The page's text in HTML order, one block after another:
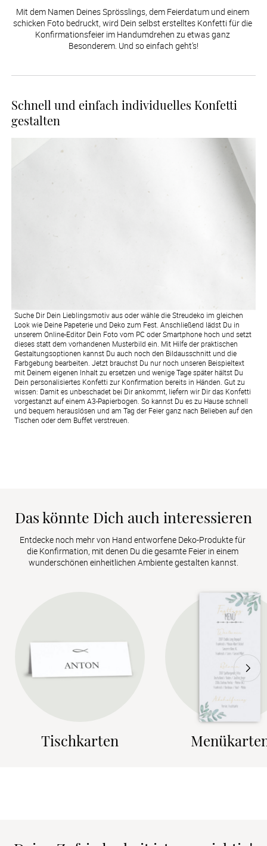
Mit dem Namen Deines Sprösslings, dem Feierdatum und einem
schicken Foto bedruckt, wird Dein selbst erstelltes Konfetti für die
Konfirmationsfeier im Handumdrehen zu etwas ganz
Besonderem. Und so einfach geht’s!
Schnell und einfach individuelles Konfetti
gestalten
Suche Dir Dein Lieblingsmotiv aus oder wähle die Streudeko im gleichen
Look wie Deine Papeterie und Deko zum Fest. Anschließend lädst Du in
unserem Online-Editor Dein Foto vom PC oder Smartphone hoch und setzt
dieses statt dem vorhandenen Musterbild ein. Mit Hilfe der praktischen
Gestaltungsoptionen kannst Du auch noch den Bildausschnitt und die
Farbgebung bearbeiten. Jetzt brauchst Du nur noch unseren Beispieltext
mit Deinem eigenen Inhalt zu ersetzen und wenige Tage später hältst Du
Dein personalisiertes Konfetti zur Konfirmation bereits in Händen. Gut zu
wissen: Damit es unbeschadet bei Dir ankommt, liefern wir Dir das Konfetti
vorgestanzt auf einem A3-Papierbogen. So kannst Du es zu Hause schnell
und bequem herauslösen und am Tag der Feier ganz nach Belieben auf den
Tischen oder dem Buffet verstreuen.
Das könnte Dich auch interessieren
Entdecke noch mehr von Hand entworfene Deko-Produkte für
die Konfirmation, mit denen Du die gesamte Feier in einem
wunderschönen einheitlichen Ambiente gestalten kannst.
Tischkarten